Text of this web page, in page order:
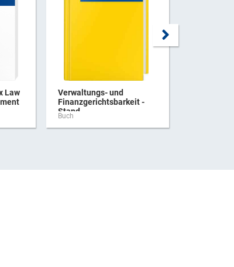
Law
Verwaltungs- und
Finanzgerichtsbarkeit -
Stand ...
Buch